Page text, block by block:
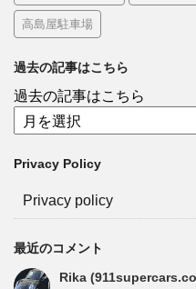
高島屋駐車場
過去の記事はこちら
過去の記事はこちら
Privacy Policy
Privacy policy
最近のコメント
Rika